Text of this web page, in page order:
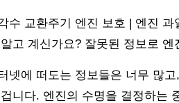
수 교환주기 엔진 보호 | 엔진
고 계신가요? 잘못된 정보로
넷에 떠도는 정보들은 너무 많
니다. 엔진의 수명을 결정하는